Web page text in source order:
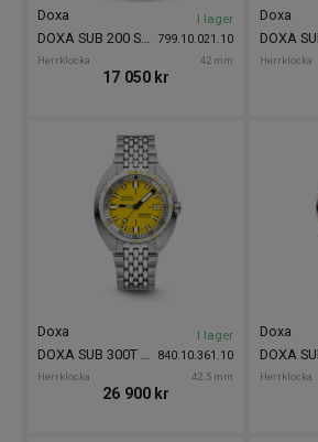
799.10.021.10
Doxa
Herrklocka 42 mm
DOXA SUB 200 Searambler 42m
I lager
17 050 kr
Doxa
Herrklocka
840.10.361.10
Doxa
Herrklocka 42.5 mm
DOXA SUB 300T Divingstar 42.5mm
I lager
26 900 kr
Doxa
Herrklocka